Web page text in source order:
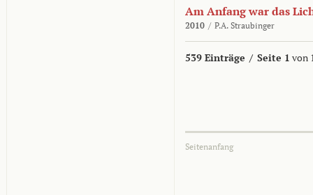
Am Anfang war das
2010 / P.A. Straubinger
539 Einträge / Seite 1 von
Seitenanfang